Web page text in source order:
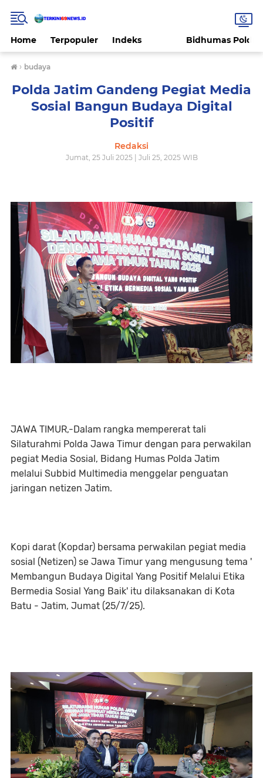
Home Terpopuler Indeks Bidhumas Polda
› budaya
Polda Jatim Gandeng Pegiat Media
Sosial Bangun Budaya Digital
Positif
Redaksi
Jumat, 25 Juli 2025 | Juli 25, 2025 WIB
JAWA TIMUR,-Dalam rangka mempererat tali
Silaturahmi Polda Jawa Timur dengan para perwakilan
pegiat Media Sosial, Bidang Humas Polda Jatim
melalui Subbid Multimedia menggelar penguatan
jaringan netizen Jatim.
Kopi darat (Kopdar) bersama perwakilan pegiat media
sosial (Netizen) se Jawa Timur yang mengusung tema '
Membangun Budaya Digital Yang Positif Melalui Etika
Bermedia Sosial Yang Baik' itu dilaksanakan di Kota
Batu - Jatim, Jumat (25/7/25).